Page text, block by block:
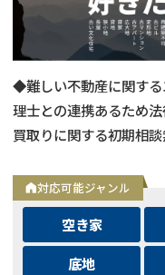
◆難しい不動産に関す
理士との連携あるため
買取りに関する初期相
対応可能ジャンル
空き家
底地